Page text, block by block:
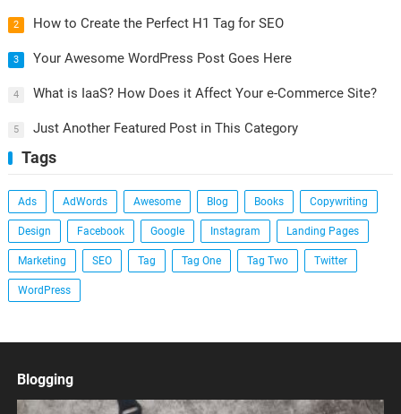
2 How to Create the Perfect H1 Tag for SEO
3 Your Awesome WordPress Post Goes Here
4 What is IaaS? How Does it Affect Your e-Commerce Site?
5 Just Another Featured Post in This Category
Tags
Ads AdWords Awesome Blog Books Copywriting
Design Facebook Google Instagram Landing Pages
Marketing SEO Tag Tag One Tag Two Twitter
WordPress
Blogging